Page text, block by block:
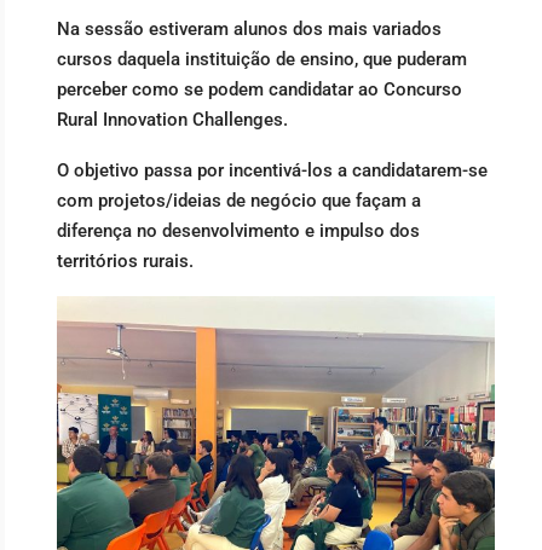
Na sessão estiveram alunos dos mais variados
cursos daquela instituição de ensino, que puderam
perceber como se podem candidatar ao Concurso
Rural Innovation Challenges.
O objetivo passa por incentivá-los a candidatarem-se
com projetos/ideias de negócio que façam a
diferença no desenvolvimento e impulso dos
territórios rurais.